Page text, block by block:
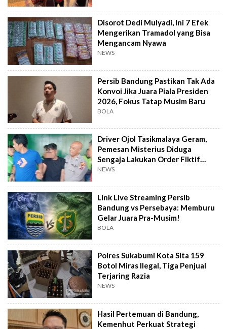
Disorot Dedi Mulyadi, Ini 7 Efek
Mengerikan Tramadol yang Bisa
Mengancam Nyawa
NEWS
Persib Bandung Pastikan Tak Ada
Konvoi Jika Juara Piala Presiden
2026, Fokus Tatap Musim Baru
BOLA
Driver Ojol Tasikmalaya Geram,
Pemesan Misterius Diduga
Sengaja Lakukan Order Fiktif
Berulang
NEWS
Link Live Streaming Persib
Bandung vs Persebaya: Memburu
Gelar Juara Pra-Musim!
BOLA
Polres Sukabumi Kota Sita 159
Botol Miras Ilegal, Tiga Penjual
Terjaring Razia
NEWS
Hasil Pertemuan di Bandung,
Kemenhut Perkuat Strategi